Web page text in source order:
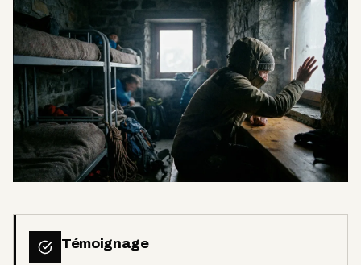
Témoignage